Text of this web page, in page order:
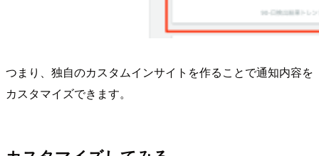
つまり、独自のカスタムインサイトを作ることで通知内容を
カスタマイズできます。